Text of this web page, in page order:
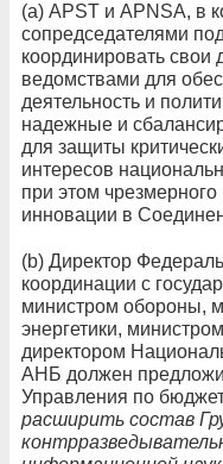
(а) APST и APNSA, в
сопредседателями
координировать свои
ведомствами для
деятельность и
надежные и
для защиты
интересов
при этом
инновации в
(b) Директор
координации с
министром обороны,
энергетики,
директором
АНБ должен
Управления по
расширить состав